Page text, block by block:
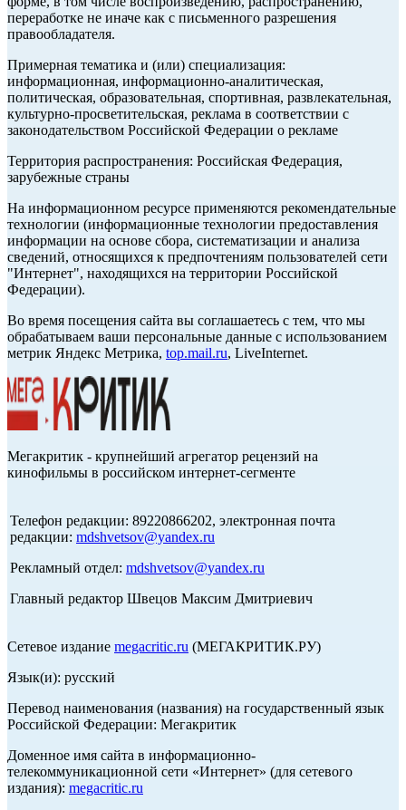
переработке не иначе как с письменного разрешения
правообладателя.
Примерная тематика и (или) специализация:
информационная, информационно-аналитическая,
политическая, образовательная, спортивная, развлекательная,
культурно-просветительская, реклама в соответствии с
законодательством Российской Федерации о рекламе
Территория распространения: Российская Федерация,
зарубежные страны
На информационном ресурсе применяются рекомендательные
технологии (информационные технологии предоставления
информации на основе сбора, систематизации и анализа
сведений, относящихся к предпочтениям пользователей сети
"Интернет", находящихся на территории Российской
Федерации).
Во время посещения сайта вы соглашаетесь с тем, что мы
обрабатываем ваши персональные данные с использованием
метрик Яндекс Метрика, top.mail.ru, LiveInternet.
Мегакритик - крупнейший агрегатор рецензий на
кинофильмы в российском интернет-сегменте
Телефон редакции: 89220866202, электронная почта
редакции: mdshvetsov@yandex.ru
Рекламный отдел: mdshvetsov@yandex.ru
Главный редактор Швецов Максим Дмитриевич
Сетевое издание megacritic.ru (МЕГАКРИТИК.РУ)
Язык(и): русский
Перевод наименования (названия) на государственный язык
Российской Федерации: Мегакритик
Доменное имя сайта в информационно-
телекоммуникационной сети «Интернет» (для сетевого
издания): megacritic.ru